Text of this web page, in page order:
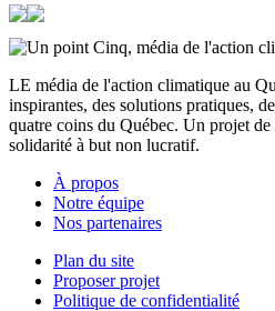
LE média de l'action climatique au
inspirantes, des solutions pratiques,
quatre coins du Québec. Un projet
solidarité à but non lucratif.
À propos
Notre équipe
Nos partenaires
Plan du site
Proposer projet
Politique de confidentialité